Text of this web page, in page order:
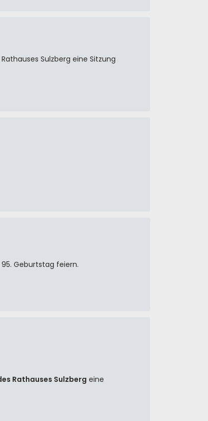
Sulzberg eine Sitzung
Geburtstag feiern.
Rathauses Sulzberg eine